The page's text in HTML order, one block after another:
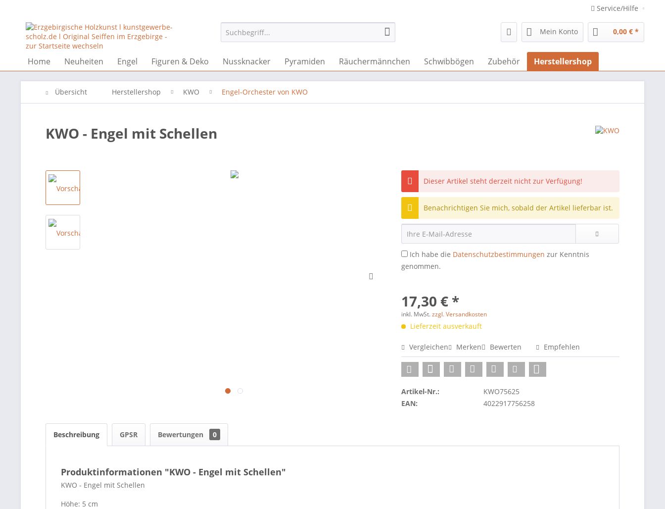
Service/Hilfe
Mein Konto 0,00 € *
Home Neuheiten Engel Figuren & Deko Nussknacker Pyramiden Räuchermännchen Schwibbögen Zubehör Herstellershop
Übersicht Herstellershop KWO Engel-Orchester von KWO
KWO - Engel mit Schellen
Dieser Artikel steht derzeit nicht zur Verfügung!
Benachrichtigen Sie mich, sobald der Artikel lieferbar ist.
Ich habe die Datenschutzbestimmungen zur Kenntnis
genommen.
17,30 € *
inkl. MwSt.zzgl. Versandkosten
Lieferzeit ausverkauft
Vergleichen Merken Bewerten Empfehlen
Artikel-Nr.:
KWO75625
EAN:
4022917756258
Beschreibung GPSR Bewertungen 0
Produktinformationen "KWO - Engel mit Schellen"
KWO - Engel mit Schellen
Höhe: 5 cm